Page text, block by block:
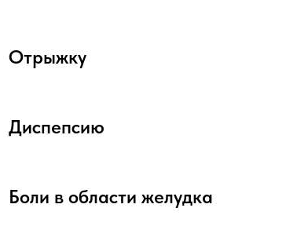
Отрыжку
Диспепсию
Боли в области желудка